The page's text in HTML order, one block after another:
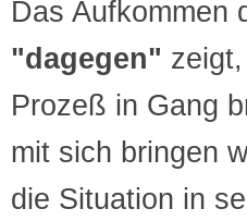
Das Aufkommen
"dagegen"
Prozeß in Gang
mit sich bringen
die Situation in